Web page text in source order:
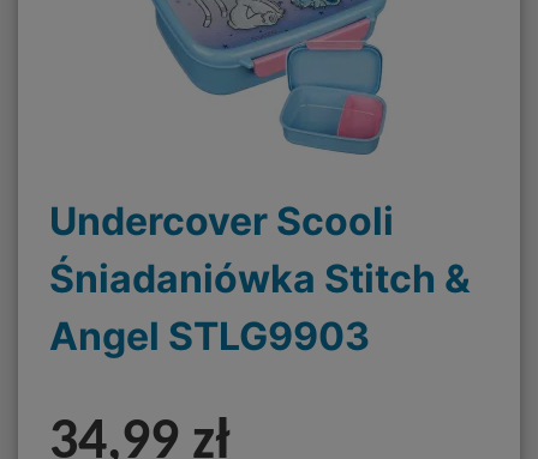
Undercover Scooli
Śniadaniówka Stitch &
Angel STLG9903
34,99 zł